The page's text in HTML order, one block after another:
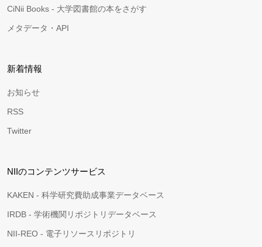
CiNii Books - 大学図書館の本をさがす
メタデータ・API
新着情報
お知らせ
RSS
Twitter
NIIのコンテンツサービス
KAKEN - 科学研究費助成事業データベース
IRDB - 学術機関リポジトリデータベース
NII-REO - 電子リソースリポジトリ